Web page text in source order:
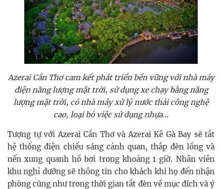
Azerai Cần Thơ cam kết phát triển bền vững với nhà máy
điện năng lượng mặt trời, sử dụng xe chạy bằng năng
lượng mặt trời, có nhà máy xử lý nước thải công nghệ
cao, loại bỏ việc sử dụng nhựa…
Tượng tự với Azerai Cần Thơ và Azerai Kê Gà Bay sẽ tắt
hệ thống điện chiếu sáng cảnh quan, thắp đèn lồng và
nến xung quanh hồ bơi trong khoảng 1 giờ. Nhân viên
khu nghỉ dưỡng sẽ thông tin cho khách khi họ đến nhận
phòng cũng như trong thời gian tắt đèn về mục đích và ý